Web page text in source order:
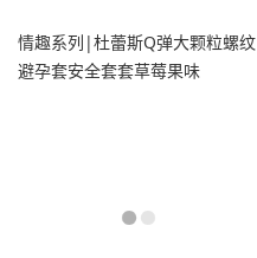
情趣系列|杜蕾斯Q弹大颗粒螺纹
避孕套安全套套草莓果味